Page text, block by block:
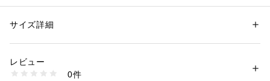
ウェストからなだらかに裾へ広がるシルエットにこだわりまし
性別：メンズ
素材：コットン100％
商品番号：
170-74121 （ショップ）
サイズ詳細
レビュー
0件